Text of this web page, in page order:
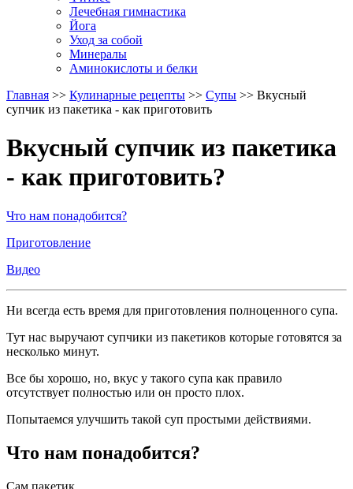
Лечебная гимнастика
Йога
Уход за собой
Минералы
Аминокислоты и белки
Главная >> Кулинарные рецепты >> Супы >> Вкусный
супчик из пакетика - как приготовить
Вкусный супчик из пакетика
- как приготовить?
Что нам понадобится?
Приготовление
Видео
Ни всегда есть время для приготовления полноценного супа.
Тут нас выручают супчики из пакетиков которые готовятся за
несколько минут.
Все бы хорошо, но, вкус у такого супа как правило
отсутствует полностью или он просто плох.
Попытаемся улучшить такой суп простыми действиями.
Что нам понадобится?
Сам пакетик